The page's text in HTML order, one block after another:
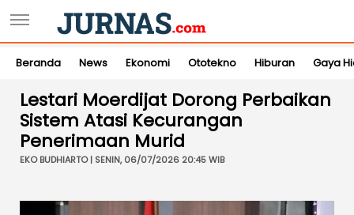
Beranda News Ekonomi Ototekno Hiburan Gaya
Lestari Moerdijat Dorong Perbaikan
Sistem Atasi Kecurangan
Penerimaan Murid
EKO BUDHIARTO | SENIN, 06/07/2026 20:45 WIB